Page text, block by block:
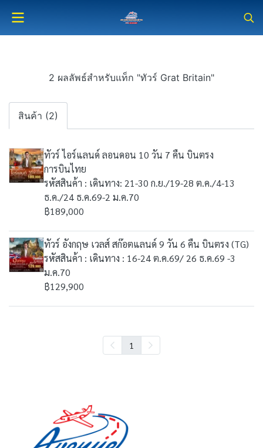
2 ผลลัพธ์สำหรับแท็ก "ทัวร์ Grat Britain"
สินค้า (2)
ทัวร์ ไอร์แลนด์ ลอนดอน 10 วัน 7 คืน บินตรง
การบินไทย
รหัสสินค้า : เดินทาง: 21-30 ก.ย./19-28 ต.ค./4-13
ธ.ค./24 ธ.ค.69-2 ม.ค.70
฿189,000
ทัวร์ อังกฤษ เวลส์ สก๊อตแลนด์ 9 วัน 6 คืน บินตรง (TG)
รหัสสินค้า : เดินทาง : 16-24 ต.ค.69/ 26 ธ.ค.69 -3
ม.ค.70
฿129,900
1